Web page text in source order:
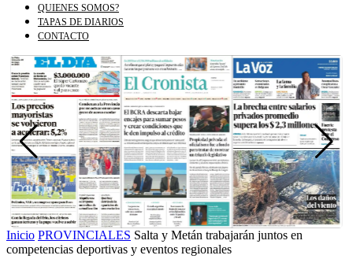
QUIENES SOMOS?
TAPAS DE DIARIOS
CONTACTO
Inicio PROVINCIALES Salta y Metán trabajarán juntos en
competencias deportivas y eventos regionales